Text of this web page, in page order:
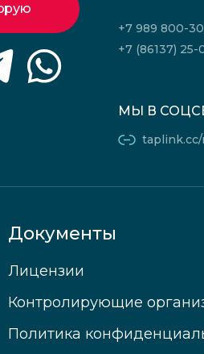
+7 989 800-
+7 (86137) 25-
МЫ В
Документы
Лицензии
Контролирующие
Политика